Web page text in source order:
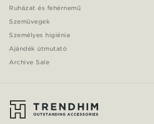
Ruházat és fehérnemű
Szemüvegek
Személyes higiénia
Ajándék útmutató
Archive Sale